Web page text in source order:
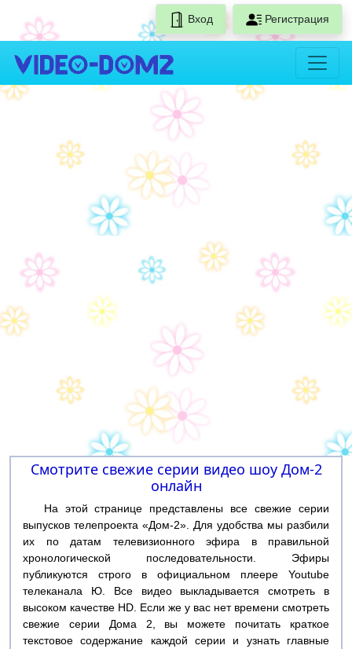
Вход Регистрация
Смотрите свежие серии видео шоу Дом-2
онлайн
На этой странице представлены все свежие серии
выпусков телепроекта «Дом-2». Для удобства мы разбили
их по датам телевизионного эфира в правильной
хронологической последовательности. Эфиры
публикуются строго в официальном плеере Youtube
телеканала Ю. Все видео выкладывается смотреть в
высоком качестве HD. Если же у вас нет времени смотреть
свежие серии Дома 2, вы можете почитать краткое
текстовое содержание каждой серии и узнать главные